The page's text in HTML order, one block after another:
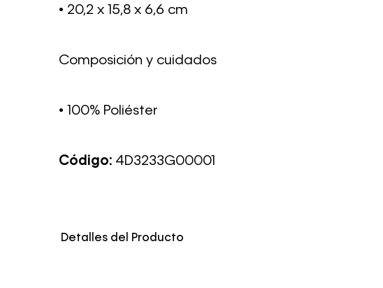
• 20,2 x 15,8 x 6,6 cm
Composición y cuidados
• 100% Poliéster
Código: 4D3233G00001
Detalles del Producto